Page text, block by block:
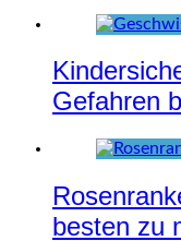
Gefahren
besten zu